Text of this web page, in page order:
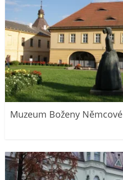
Muzeum Boženy Němcové